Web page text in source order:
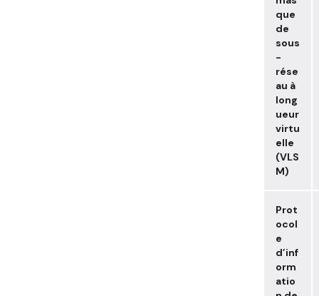
que
de
sous
-
rése
au à
long
ueur
virtu
elle
(VLS
M)
Prot
ocol
e
d’inf
orm
atio